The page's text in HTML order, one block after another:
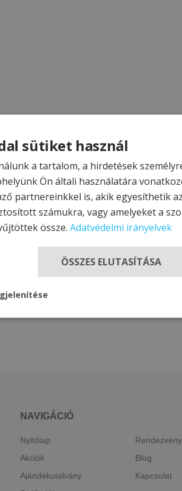
NAVIGÁCIÓ
Nyitólap
Akciók
Ajándékutalvány
Blog
Kapcsolat
sütiket használ
a tartalom, a hirdetések
Ön általi használatára
partnereinkkel is, akik egyesíthetik
számukra, vagy amelyeket a
össze. Adatvédelmi irányelvek
ÖSSZES ELUTASÍTÁSA